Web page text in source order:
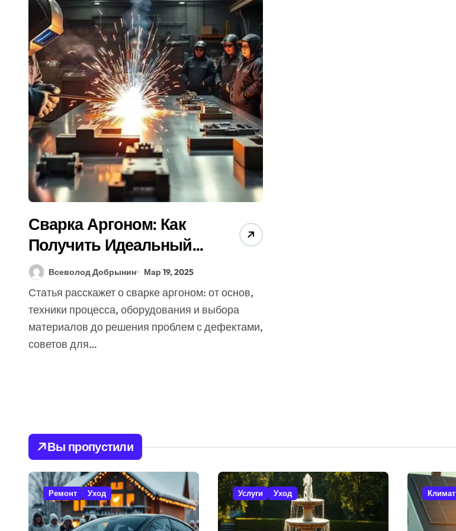
Как Выбрать Печь Для Бани в 2025: Гид по 10 Лучшим Моделям (Советы)!
Гидроизоляция Бассейна (2025): Как Выбрать? Гид + Секреты!
Душевая Кабина Для Пожилых: Как Выбрать Лучшую (Гид 2025 + Советы Экспертов)
Обогрев Бытовки Зимой 2025: Какой Лучше (Топ-5) + Секреты Экономии!
Электроинструмент (2025): Как Выбрать Лучший Для Дома Бесплатно + Гид!
Как Выбрать Фильтр Для Дачи в 2024? (Гид + Советы Эксперта).
Вентиляция Бассейна (2025): Гид по Выбору и Установке Бесплатно!
Улучшение Дома И Участка: 5 Секретов (Гид 2025) Для Эффективной Работы!
Сварка Аргоном: Как
Получить Идеальный
Шов (Гид + 7 Советов)
[2025]
Всеволод Добрынин Мар 19, 2025
Статья расскажет о сварке аргоном: от основ,
техники процесса, оборудования и выбора
материалов до решения проблем с дефектами,
советов для…
Вы пропустили
Ремонт Уход Услуги Уход Климат